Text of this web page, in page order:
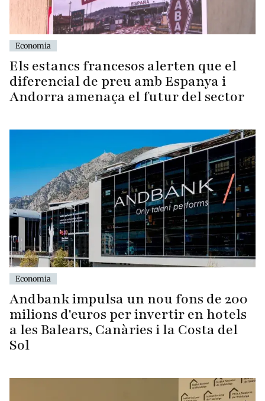
Economia
Els estancs francesos alerten que el
diferencial de preu amb Espanya i
Andorra amenaça el futur del sector
Economia
Andbank impulsa un nou fons de 200
milions d'euros per invertir en hotels
a les Balears, Canàries i la Costa del
Sol